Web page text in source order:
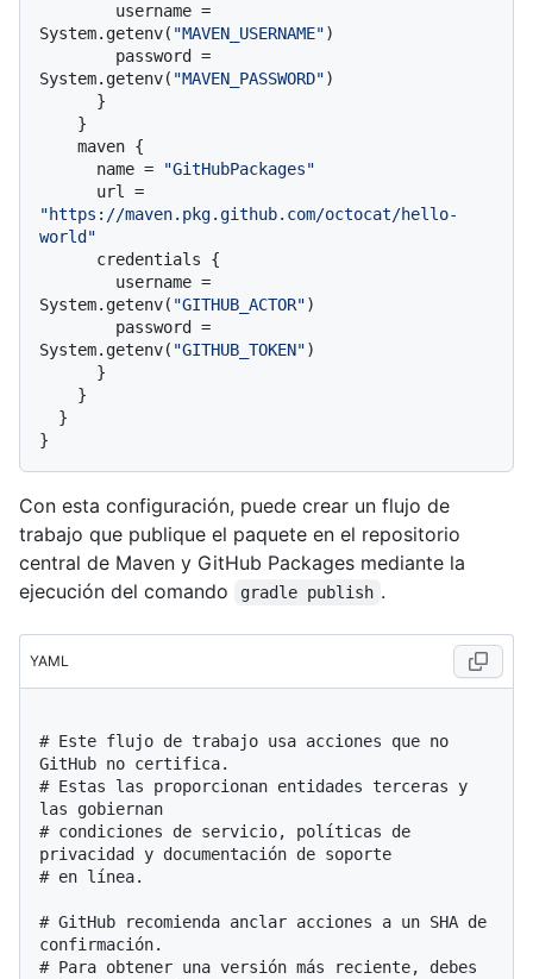
System.getenv( "MAVEN_USERNAME")
System.getenv( "MAVEN_PASSWORD")
      name =
"GitHubPackages"
"https://maven.pkg.github.com/octocat/hello-
world"
System.getenv( "GITHUB_ACTOR")
System.getenv( "GITHUB_TOKEN")
Con esta configuración, puede crear un flujo de
trabajo que publique el paquete en el repositorio
central de Maven y GitHub Packages mediante la
ejecución del comando
gradle publish .
YAML
# Este flujo de trabajo usa acciones que no
GitHub no certifica.
# Estas las proporcionan entidades terceras y
las gobiernan
# condiciones de servicio, políticas de
privacidad y documentación de soporte
# en línea.
# GitHub recomienda anclar acciones a un SHA de
confirmación.
# Para obtener una versión más reciente, debes